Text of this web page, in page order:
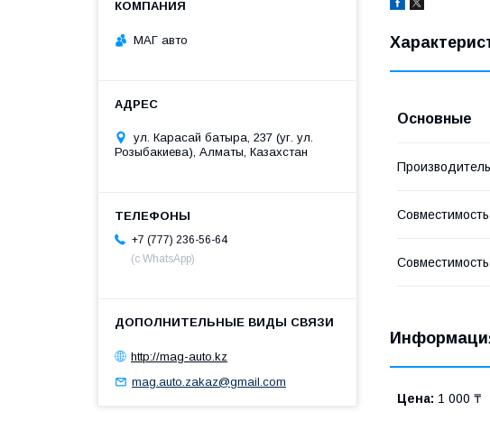
Основные
Производитель
Цена: 1 000 ₸
МАГ авто
ул. Карасай батыра, 237 (уг. ул.
Розыбакиева), Алматы, Казахстан
+7 (777) 236-56-64
(с WhatsApp)
http://mag-auto.kz
mag.auto.zakaz@gmail.com